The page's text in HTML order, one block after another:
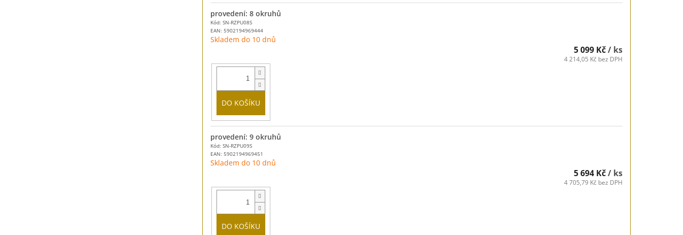
Kód: SN-RZPU08S
EAN: 5902194969444
provedení: 8 okruhů
Skladem do 10 dnů
5 099 Kč/ ks
4 214,05 Kč bez DPH
DO KOŠÍKU
Kód: SN-RZPU09S
EAN: 5902194969451
provedení: 9 okruhů
Skladem do 10 dnů
5 694 Kč/ ks
4 705,79 Kč bez DPH
DO KOŠÍKU